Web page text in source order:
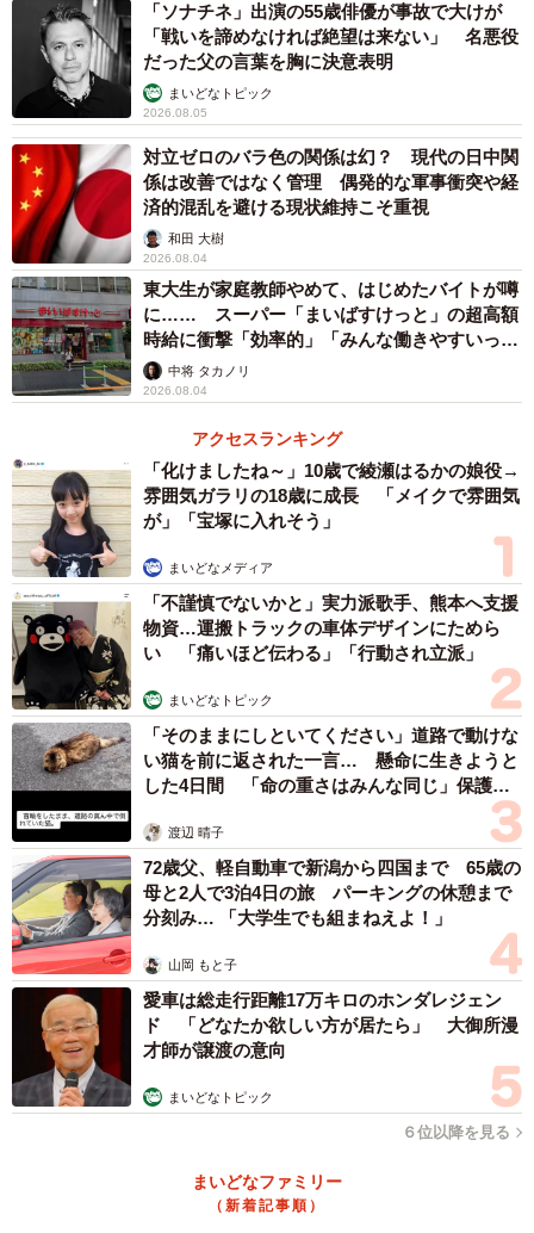
「ソナチネ」出演の55歳俳優が事故で大けが
「戦いを諦めなければ絶望は来ない」 名悪役
だった父の言葉を胸に決意表明
まいどなトピック
2026.08.05
対立ゼロのバラ色の関係は幻？ 現代の日中関
係は改善ではなく管理 偶発的な軍事衝突や経
済的混乱を避ける現状維持こそ重視
和田 大樹
2026.08.04
東大生が家庭教師やめて、はじめたバイトが噂
に…… スーパー「まいばすけっと」の超高額
時給に衝撃「効率的」「みんな働きやすいって
言ってる」
中将 タカノリ
2026.08.04
アクセスランキング
「化けましたね～」10歳で綾瀬はるかの娘役→
雰囲気ガラリの18歳に成長 「メイクで雰囲気
が」「宝塚に入れそう」
まいどなメディア
「不謹慎でないかと」実力派歌手、熊本へ支援
物資…運搬トラックの車体デザインにためら
い 「痛いほど伝わる」「行動され立派」
まいどなトピック
「そのままにしといてください」道路で動けな
い猫を前に返された一言… 懸命に生きようと
した4日間 「命の重さはみんな同じ」保護団
渡辺 晴子
72歳父、軽自動車で新潟から四国まで 65歳の
母と2人で3泊4日の旅 パーキングの休憩まで
分刻み… 「大学生でも組まねえよ！」
山岡 もと子
愛車は総走行距離17万キロのホンダレジェン
ド 「どなたか欲しい方が居たら」 大御所漫
才師が譲渡の意向
まいどなトピック
６位以降を見る
まいどなファミリー
（新着記事順）